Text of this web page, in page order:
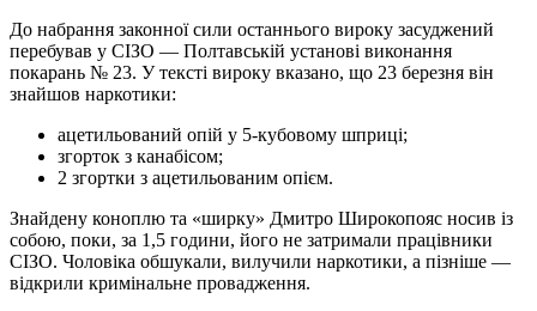
До набрання законної сили останнього вироку засуджений
перебував у СІЗО — Полтавській установі виконання
покарань № 23. У тексті вироку вказано, що 23 березня він
знайшов наркотики:
ацетильований опій у 5-кубовому шприці;
згорток з канабісом;
2 згортки з ацетильованим опієм.
Знайдену коноплю та «ширку» Дмитро Широкопояс носив із
собою, поки, за 1,5 години, його не затримали працівники
СІЗО. Чоловіка обшукали, вилучили наркотики, а пізніше —
відкрили кримінальне провадження.